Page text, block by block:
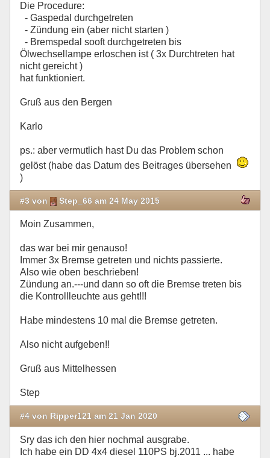
Die Procedure:
- Gaspedal durchgetreten
- Zündung ein (aber nicht starten )
- Bremspedal sooft durchgetreten bis
Ölwechsellampe erloschen ist ( 3x Durchtreten hat
nicht gereicht )
hat funktioniert.
Gruß aus den Bergen
Karlo
ps.: aber vermutlich hast Du das Problem schon
gelöst (habe das Datum des Beitrages übersehen
)
#3 von Step_66 am 24 May 2015
Moin Zusammen,
das war bei mir genauso!
Immer 3x Bremse getreten und nichts passierte.
Also wie oben beschrieben!
Zündung an.---und dann so oft die Bremse treten bis
die Kontrollleuchte aus geht!!!
Habe mindestens 10 mal die Bremse getreten.
Also nicht aufgeben!!
Gruß aus Mittelhessen
Step
#4 von Ripper121 am 21 Jan 2020
Sry das ich den hier nochmal ausgrabe.
Ich habe ein DD 4x4 diesel 110PS bj.2011 ... habe